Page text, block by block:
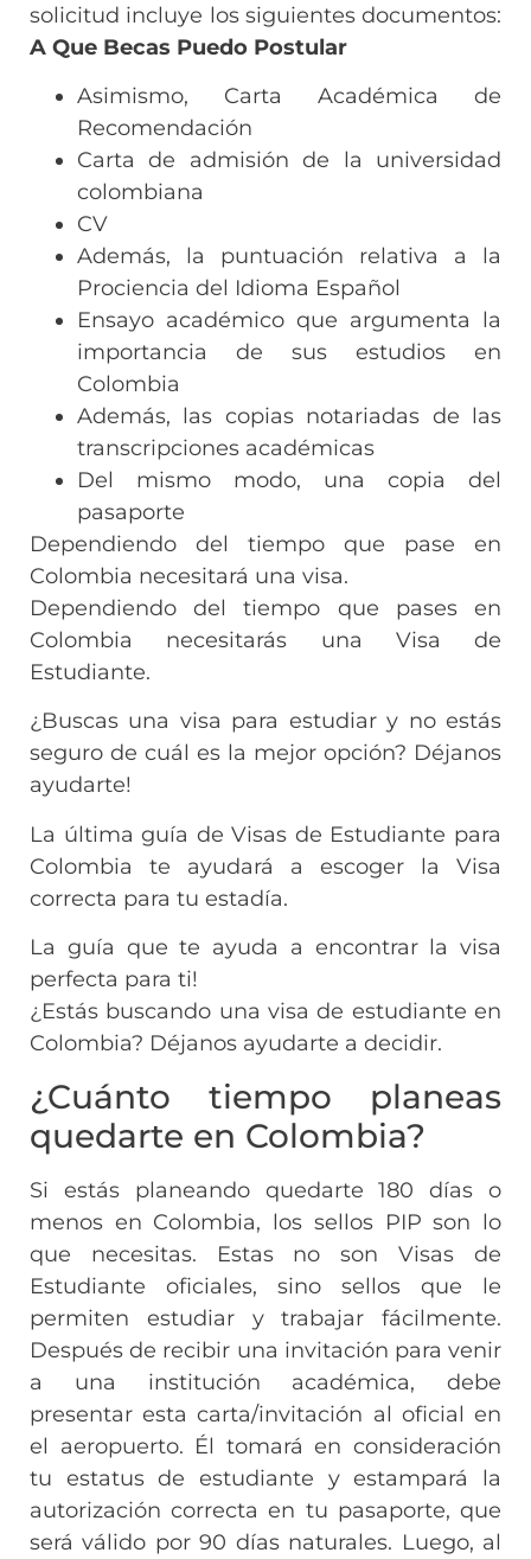
solicitud incluye los siguientes documentos:
A Que Becas Puedo Postular
Asimismo, Carta Académica de
Recomendación
Carta de admisión de la universidad
colombiana
CV
Además, la puntuación relativa a la
Prociencia del Idioma Español
Ensayo académico que argumenta la
importancia de sus estudios en
Colombia
Además, las copias notariadas de las
transcripciones académicas
Del mismo modo, una copia del
pasaporte
Dependiendo del tiempo que pase en
Colombia necesitará una visa.
Dependiendo del tiempo que pases en
Colombia necesitarás una Visa de
Estudiante.
¿Buscas una visa para estudiar y no estás
seguro de cuál es la mejor opción? Déjanos
ayudarte!
La última guía de Visas de Estudiante para
Colombia te ayudará a escoger la Visa
correcta para tu estadía.
La guía que te ayuda a encontrar la visa
perfecta para ti!
¿Estás buscando una visa de estudiante en
Colombia? Déjanos ayudarte a decidir.
¿Cuánto tiempo planeas
quedarte en Colombia?
Si estás planeando quedarte 180 días o
menos en Colombia, los sellos PIP son lo
que necesitas. Estas no son Visas de
Estudiante oficiales, sino sellos que le
permiten estudiar y trabajar fácilmente.
Después de recibir una invitación para venir
a una institución académica, debe
presentar esta carta/invitación al oficial en
el aeropuerto. Él tomará en consideración
tu estatus de estudiante y estampará la
autorización correcta en tu pasaporte, que
será válido por 90 días naturales. Luego, al